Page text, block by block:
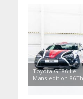
Toyota GT86 Le
Mans edition 86Th